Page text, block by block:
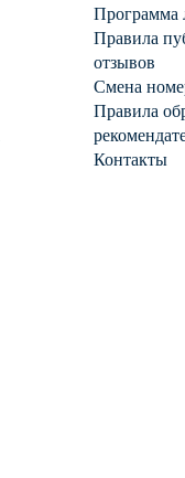
Программа
Правила
отзывов
Смена
Правила
Контакты